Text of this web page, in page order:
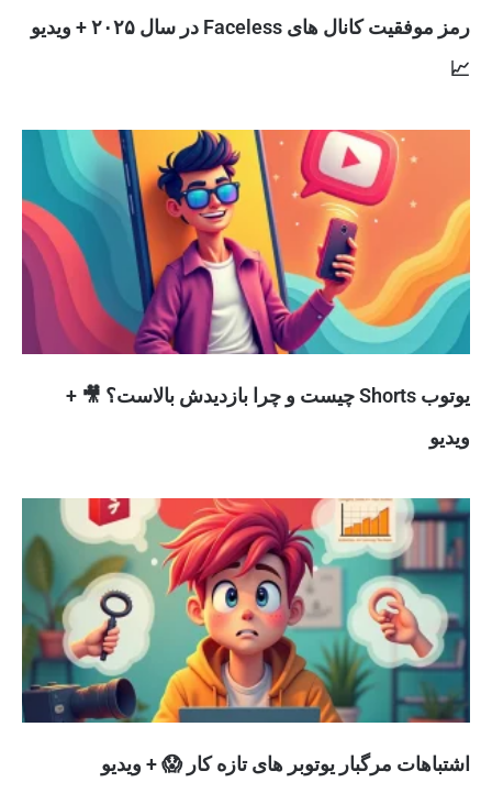
رمز موفقیت کانال های Faceless در سال ۲۰۲۵ + ویدیو
📈
یوتوب Shorts چیست و چرا بازدیدش بالاست؟ 🎥 +
ویدیو
اشتباهات مرگبار یوتوبر های تازه کار 😱 + ویدیو